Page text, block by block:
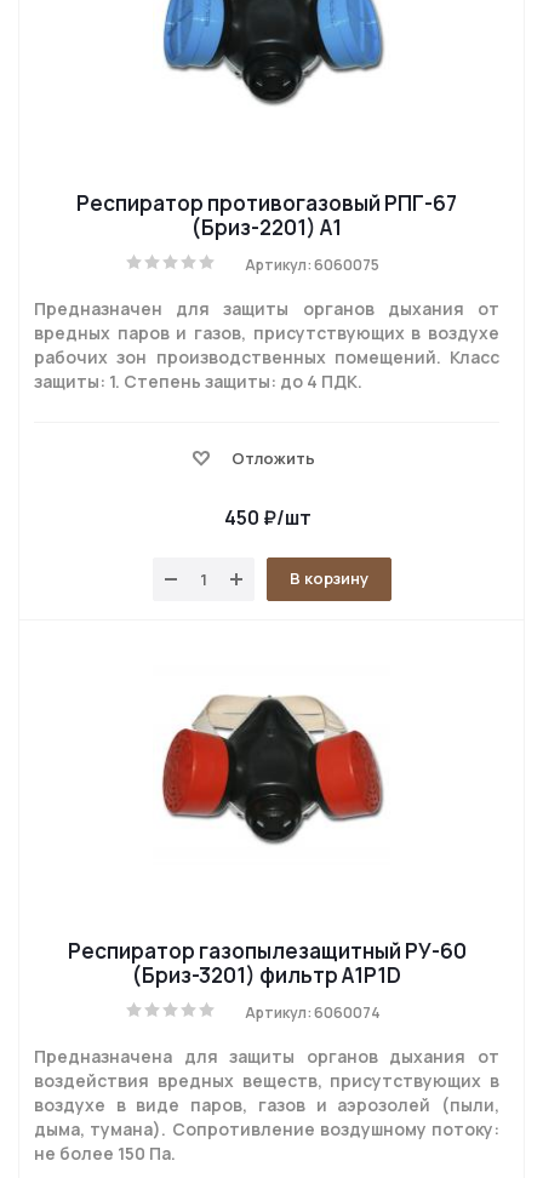
Респиратор противогазовый РПГ-67
(Бриз-2201) A1
Артикул: 6060075
Предназначен для защиты органов дыхания от
вредных паров и газов, присутствующих в воздухе
рабочих зон производственных помещений. Класс
защиты: 1. Степень защиты: до 4 ПДК.
Отложить
450 ₽/шт
В корзину
Респиратор газопылезащитный РУ-60
(Бриз-3201) фильтр A1P1D
Артикул: 6060074
Предназначена для защиты органов дыхания от
воздействия вредных веществ, присутствующих в
воздухе в виде паров, газов и аэрозолей (пыли,
дыма, тумана). Сопротивление воздушному потоку:
не более 150 Па.